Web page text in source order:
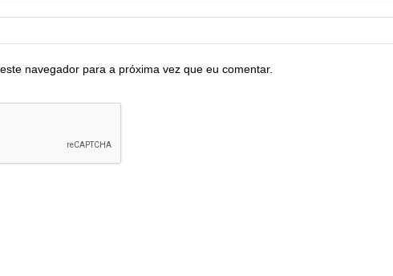
navegador para a próxima vez que eu comentar.